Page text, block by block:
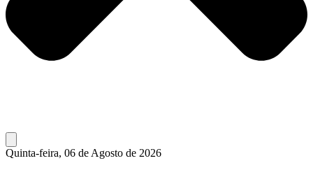
Quinta-feira, 06 de Agosto de 2026